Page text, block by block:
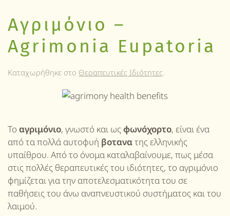
Αγριμόνιο –
Agrimonia Eupatoria
Καταχωρήθηκε στο Θεραπευτικές Ιδιότητες.
Το αγριμόνιο, γνωστό και ως φωνόχορτο, είναι ένα
από τα πολλά αυτοφυή βοτανατης ελληνικής
υπαίθρου. Από το όνομα καταλαβαίνουμε, πως μέσα
στις πολλές θεραπευτικές του ιδιότητες, το αγριμόνιο
φημίζεται για την αποτελεσματικότητα του σε
παθήσεις του άνω αναπνευστικού συστήματος και του
λαιμού.